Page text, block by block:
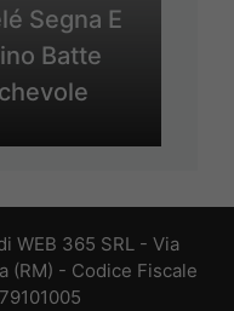
Segna E
Batte
WEB 365 SRL - Via
(RM) - Codice Fiscale